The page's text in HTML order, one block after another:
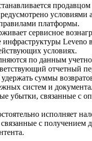
продавцом
условиями
платформы.
сервисное
инфраструктуры Leveno
условиях.
по данным
отчетный
суммы
систем и
убытки, связанные с
исполняет
связанные с получением